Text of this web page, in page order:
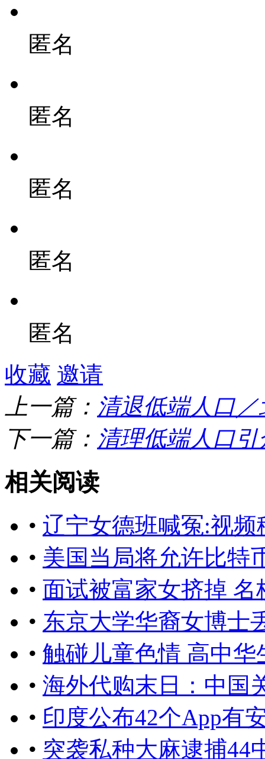
匿名
匿名
匿名
匿名
匿名
收藏 邀请
上一篇： 清退低端人口
下一篇： 清理低端人口
相关阅读
• 辽宁女德班喊冤:视
• 美国当局将允许比特
• 面试被富家女挤掉
• 东京大学华裔女博士
• 触碰儿童色情 高中华
• 海外代购末日：中国
• 印度公布42个App有
• 突袭私种大麻逮捕44